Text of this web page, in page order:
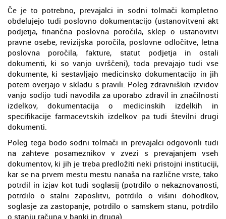
Če je to potrebno, prevajalci in sodni tolmači kompletno
obdelujejo tudi poslovno dokumentacijo (ustanovitveni akt
podjetja, finančna poslovna poročila, sklep o ustanovitvi
pravne osebe, revizijska poročila, poslovne odločitve, letna
poslovna poročila, fakture, statut podjetja in ostali
dokumenti, ki so vanjo uvrščeni), toda prevajajo tudi vse
dokumente, ki sestavljajo medicinsko dokumentacijo in jih
potem overjajo v skladu s pravili. Poleg zdravniških izvidov
vanjo sodijo tudi navodila za uporabo zdravil in značilnosti
izdelkov, dokumentacija o medicinskih izdelkih in
specifikacije farmacevtskih izdelkov pa tudi številni drugi
dokumenti.
Poleg tega bodo sodni tolmači in prevajalci odgovorili tudi
na zahteve posameznikov v zvezi s prevajanjem vseh
dokumentov, ki jih je treba predložiti neki pristojni instituciji,
kar se na prvem mestu mestu nanaša na različne vrste, tako
potrdil in izjav kot tudi soglasij (potrdilo o nekaznovanosti,
potrdilo o stalni zaposlitvi, potrdilo o višini dohodkov,
soglasje za zastopanje, potrdilo o samskem stanu, potrdilo
o stanju računa v banki in druga).